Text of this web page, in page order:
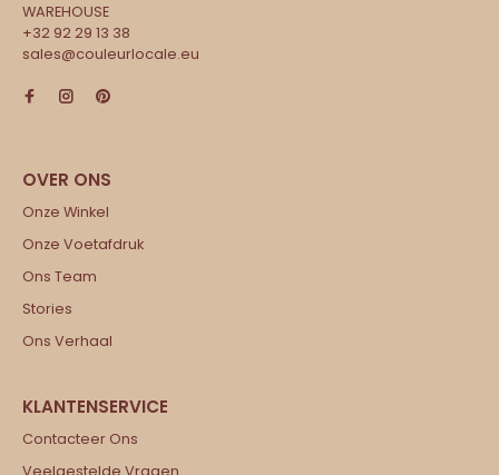
WAREHOUSE
+32 92 29 13 38
sales@couleurlocale.eu
Onze Winkel
Onze Voetafdruk
Ons Team
Stories
Ons Verhaal
Contacteer Ons
Veelgestelde Vragen